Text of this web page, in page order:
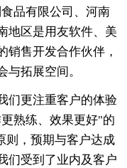
品有限公司、河南
地区是用友软件、美
销售开发合作伙伴，
与拓展空间。
们更注重客户的体验
熟练、效果更好"的
则，预期与客户达成
们受到了业内及客户